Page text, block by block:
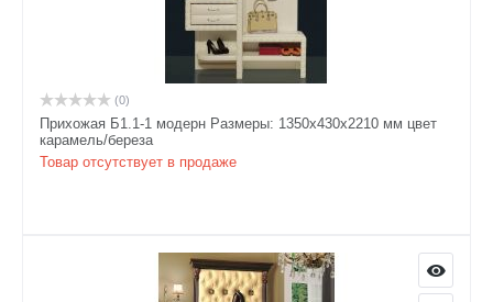
(0)
Прихожая Б1.1-1 модерн Размеры: 1350х430х2210 мм цвет
карамель/береза
Товар отсутствует в продаже